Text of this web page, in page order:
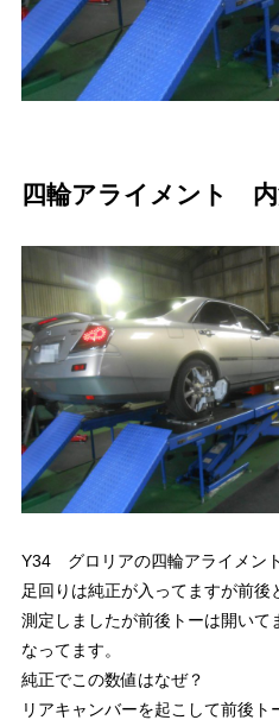
四輪アライメント 内
Y34 グロリアの四輪アライメント
足回りは純正が入ってますが前後
測定しましたが前後トーは開いて
なってます。
純正でこの数値はなぜ？
リアキャンバーを起こして前後ト